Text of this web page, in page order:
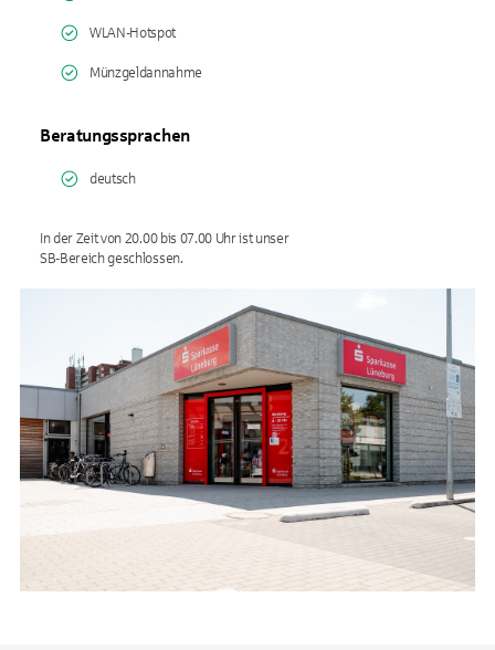
WLAN-Hotspot
Münzgeldannahme
Beratungssprachen
deutsch
In der Zeit von 20.00 bis 07.00 Uhr ist unser
SB-Bereich geschlossen.